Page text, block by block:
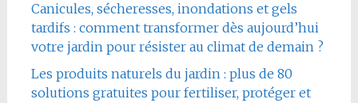
Canicules, sécheresses, inondations et gels
tardifs : comment transformer dès aujourd’hui
votre jardin pour résister au climat de demain ?
Les produits naturels du jardin : plus de 80
solutions gratuites pour fertiliser, protéger et